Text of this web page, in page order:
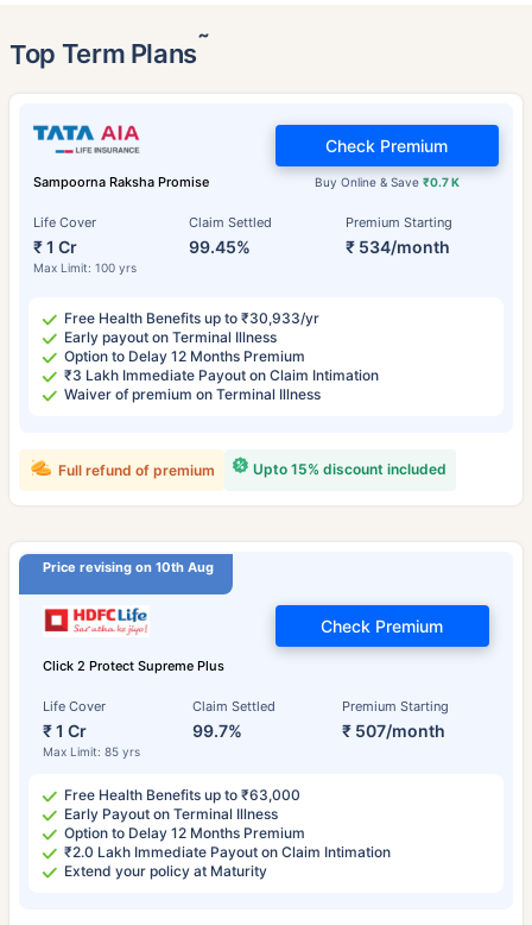
Top Term Plans˜
Sampoorna Raksha Promise
Life Cover
₹ 1 Cr
Max Limit: 100 yrs
Claim Settled
99.45%
Premium Starting
₹ 534/month
Buy Online & Save ₹0.7 K
Check Premium
Free Health Benefits up to ₹30,933/yr
Early payout on Terminal Illness
Option to Delay 12 Months Premium
₹3 Lakh Immediate Payout on Claim Intimation
Waiver of premium on Terminal Illness
Upto 15% discount included
Full refund of premium
Price revising on 10th Aug
Click 2 Protect Supreme Plus
Life Cover
₹ 1 Cr
Max Limit: 85 yrs
Claim Settled
99.7%
Premium Starting
₹ 507/month
Check Premium
Free Health Benefits up to ₹63,000
Early Payout on Terminal Illness
Option to Delay 12 Months Premium
₹2.0 Lakh Immediate Payout on Claim Intimation
Extend your policy at Maturity